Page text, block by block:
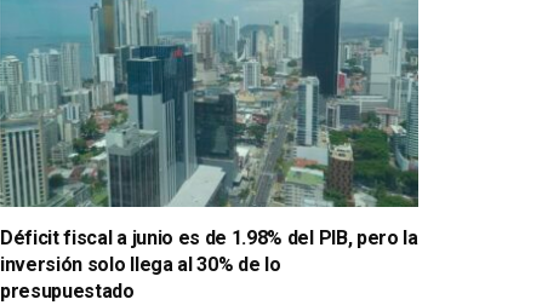
Déficit fiscal a junio es de 1.98% del PIB, pero la
inversión solo llega al 30% de lo
presupuestado